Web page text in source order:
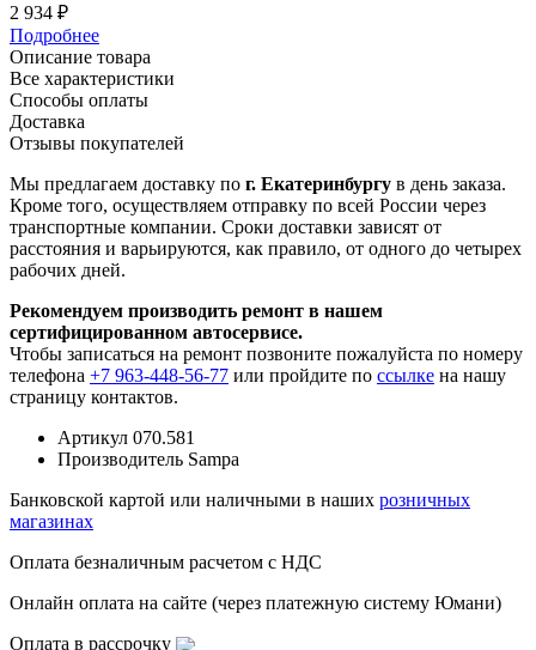
2 934 ₽
Подробнее
Описание товара
Все характеристики
Способы оплаты
Доставка
Отзывы покупателей
Мы предлагаем доставку по г. Екатеринбургу в день заказа.
Кроме того, осуществляем отправку по всей России через
транспортные компании. Сроки доставки зависят от
расстояния и варьируются, как правило, от одного до четырех
рабочих дней.
Рекомендуем производить ремонт в нашем
сертифицированном автосервисе.
Чтобы записаться на ремонт позвоните пожалуйста по номеру
телефона +7 963-448-56-77 или пройдите по ссылке на нашу
страницу контактов.
Артикул 070.581
Производитель Sampa
Банковской картой или наличными в наших розничных
магазинах
Оплата безналичным расчетом с НДС
Онлайн оплата на сайте (через платежную систему Юмани)
Оплата в рассрочку